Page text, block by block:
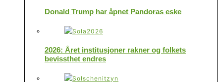
Donald Trump har åpnet Pandoras eske
2026: Året institusjoner rakner og folkets
bevissthet endres